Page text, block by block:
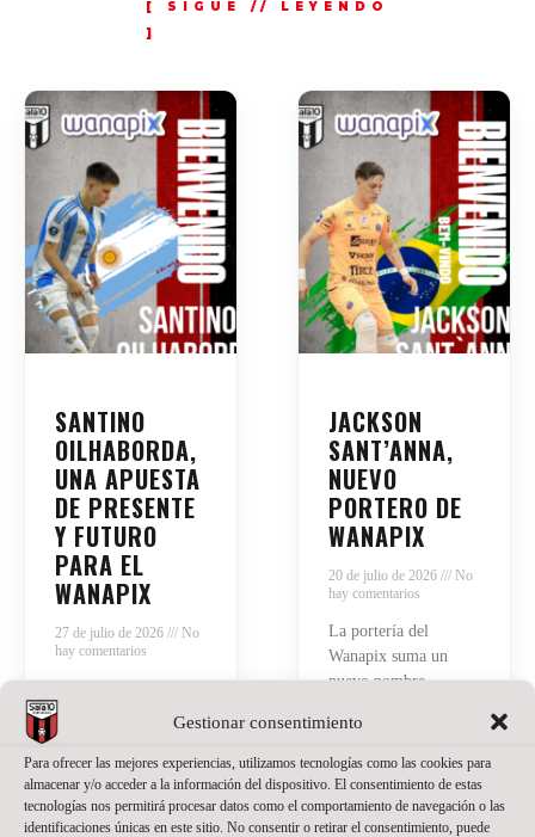
Gestionar consentimiento
Para ofrecer las mejores experiencias, utilizamos tecnologías como las cookies para
almacenar y/o acceder a la información del dispositivo. El consentimiento de estas
tecnologías nos permitirá procesar datos como el comportamiento de navegación o las
identificaciones únicas en este sitio. No consentir o retirar el consentimiento, puede
SANTINO
OILHABORDA,
UNA APUESTA
DE PRESENTE
Y FUTURO
PARA EL
WANAPIX
27 de julio de 2026
No
hay comentarios
a Santino Oilhaborda
para la temporada
2026/27. El ala
diestro argentino llega
procedente de Ferro y
JACKSON
SANT’ANNA,
NUEVO
PORTERO DE
WANAPIX
20 de julio de 2026
No
hay comentarios
La portería del
Wanapix suma un
nuevo nombre.
defenderá nuestra
camiseta en la
temporada del regreso
a Primera División.
El brasileño, de 23